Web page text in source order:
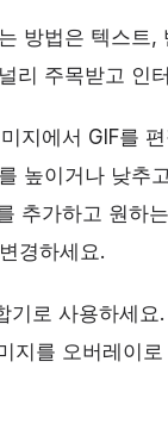
방법은 텍스트
리 주목받고 인
지에서 GIF를
높이거나 낮추
추가하고 원하
경하세요.
기로 사용하세
지를 오버레이